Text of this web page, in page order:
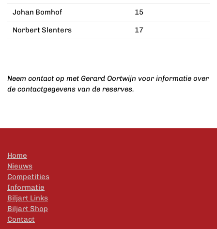
Johan Bomhof 15
Norbert Slenters 17
Neem contact op met Gerard Oortwijn voor informatie over
de contactgegevens van de reserves.
Home
Nieuws
Competities
Informatie
Biljart Links
Biljart Shop
Contact